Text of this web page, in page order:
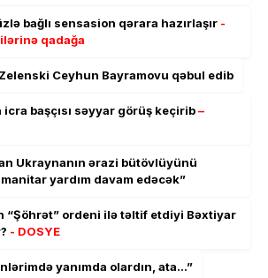
bağlı sensasion qərara hazırlaşır -
qadağa
Ceyhun Bayramovu qəbul edib
icra başçısı səyyar görüş keçirib–
Ukraynanın ərazi bütövlüyünü
yardım davam edəcək”
“Şöhrət” ordeni ilə təltif etdiyi Bəxtiyar
- DOSYE
yanımda olardın, ata…”